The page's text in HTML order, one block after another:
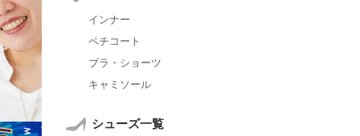
インナー
ペチコート
ブラ・ショーツ
キャミソール
シューズ一覧